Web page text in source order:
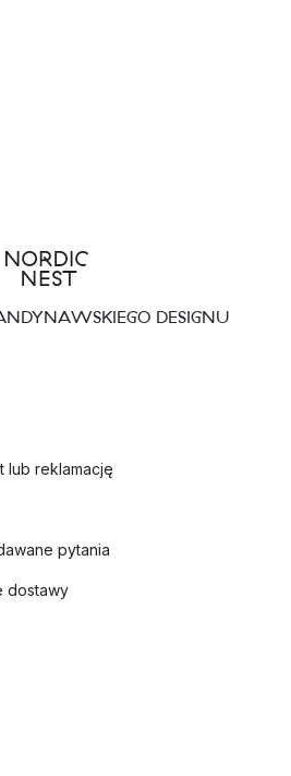
DESIGNU
lub reklamację
pytania
dostawy